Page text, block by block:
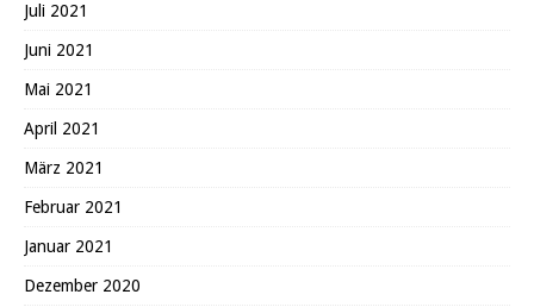
Juli 2021
Juni 2021
Mai 2021
April 2021
März 2021
Februar 2021
Januar 2021
Dezember 2020